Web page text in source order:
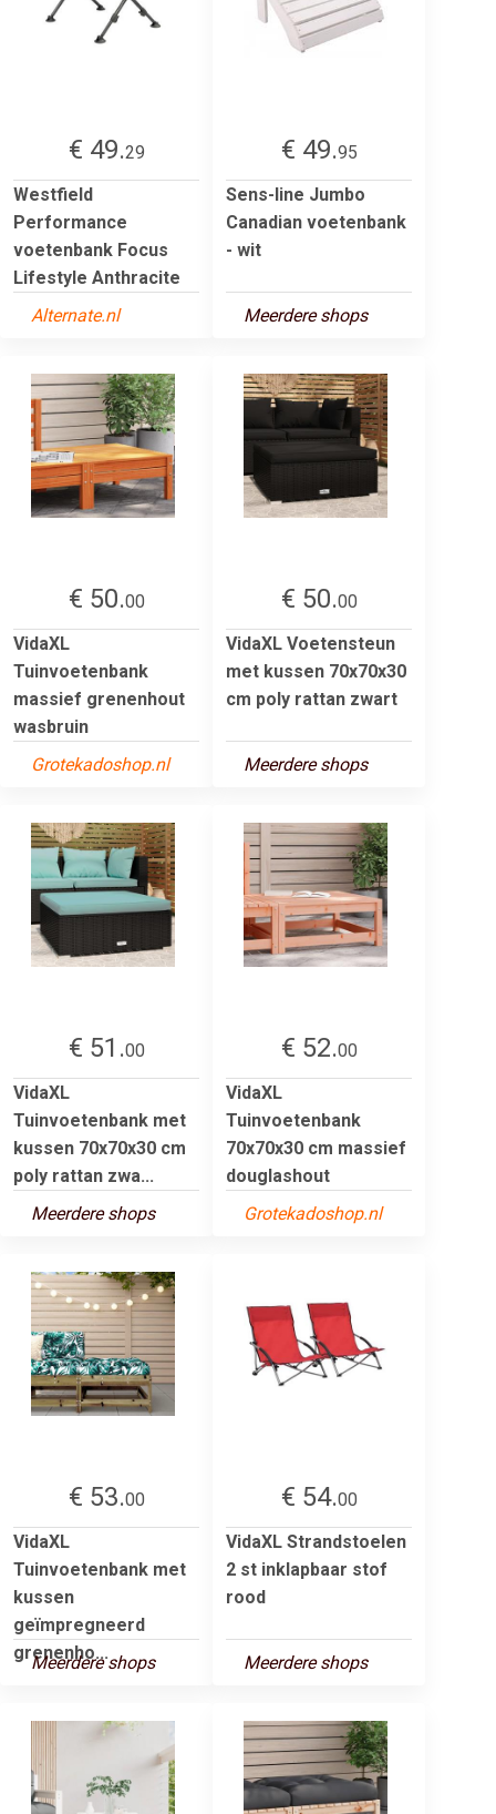
€ 49.29
Westfield
Performance
voetenbank Focus
Lifestyle Anthracite
Alternate.nl
€ 49.95
Sens-line Jumbo
Canadian voetenbank
- wit
Meerdere shops
€ 50.00
VidaXL
Tuinvoetenbank
massief grenenhout
wasbruin
Grotekadoshop.nl
€ 50.00
VidaXL Voetensteun
met kussen 70x70x30
cm poly rattan zwart
Meerdere shops
€ 51.00
VidaXL
Tuinvoetenbank met
kussen 70x70x30 cm
poly rattan zwa...
Meerdere shops
€ 52.00
VidaXL
Tuinvoetenbank
70x70x30 cm massief
douglashout
Grotekadoshop.nl
€ 53.00
VidaXL
Tuinvoetenbank met
kussen
geïmpregneerd
grenenho...
Meerdere shops
€ 54.00
VidaXL Strandstoelen
2 st inklapbaar stof
rood
Meerdere shops